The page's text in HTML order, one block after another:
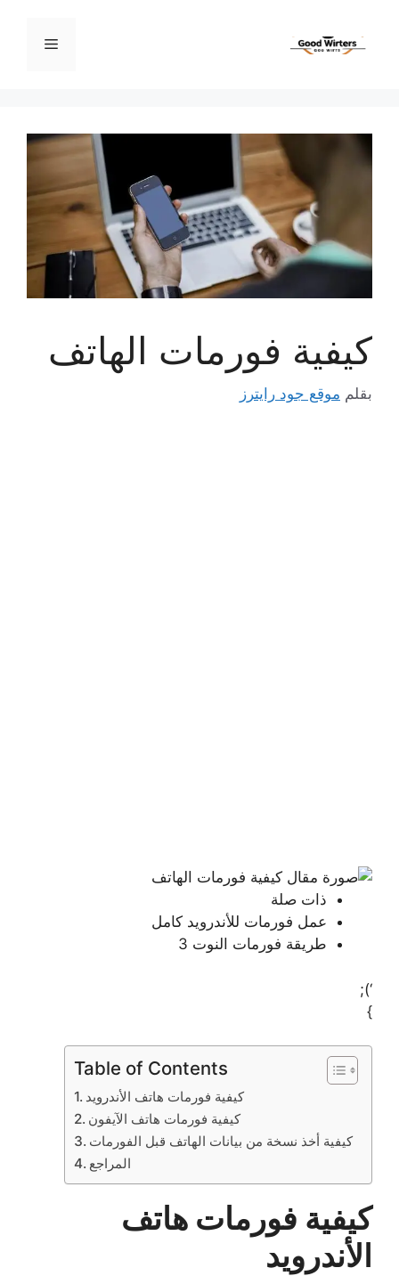
المحتوى
القائمة
كيفية فورمات الهاتف
بقلم موقع جود رايترز
ذات صلة
عمل فورمات للأندرويد كامل
طريقة فورمات النوت 3
‘);
}
Table of Contents
كيفية فورمات هاتف الأندرويد
كيفية فورمات هاتف الآيفون
كيفية أخذ نسخة من بيانات الهاتف قبل الفورمات
المراجع
كيفية فورمات هاتف
الأندرويد